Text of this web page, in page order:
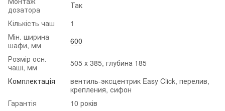
дозатора
Так
Кількість чаш
1
Мін. ширина
шафи, мм
600
Розмір осн.
чаші, мм
505 х 385, глубина 185
Комплектація
вентиль-эксцентрик Easy Click, перелив,
крепления, сифон
Гарантія
10 років